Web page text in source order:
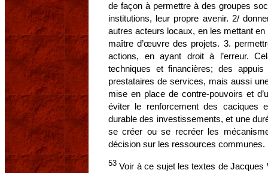
de façon à permettre à des groupes
institutions, leur propre avenir. 2/
autres acteurs locaux, en les mettant
maître d’œuvre des projets. 3.
actions, en ayant droit à l’erreur.
techniques et financières; des
prestataires de services, mais aussi
mise en place de contre-pouvoirs et
éviter le renforcement des caciques
durable des investissements, et une
se créer ou se recréer les
décision sur les ressources communes.
53 Voir à ce sujet les textes de Jacques